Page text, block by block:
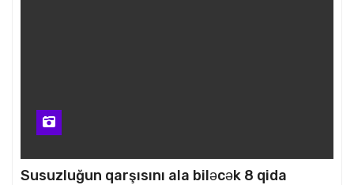
Susuzluğun qarşısını ala biləcək 8 qida